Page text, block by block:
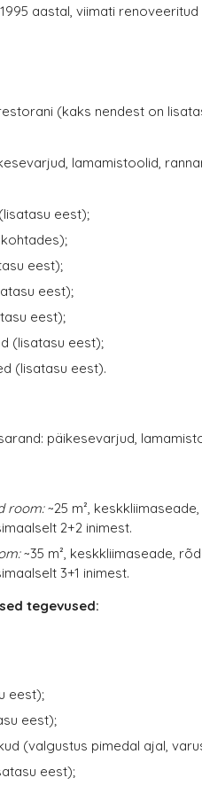
aastal, viimati
(kaks nendest on
lamamistoolid,
eest);
eest);
eest);
eest);
(lisatasu eest);
(lisatasu eest).
päikesevarjud,
room:~25 m²,
2+2 inimest.
~35 m², keskkliimaseade,
3+1 inimest.
tegevused:
eest);
eest);
(valgustus pimedal ajal,
eest);